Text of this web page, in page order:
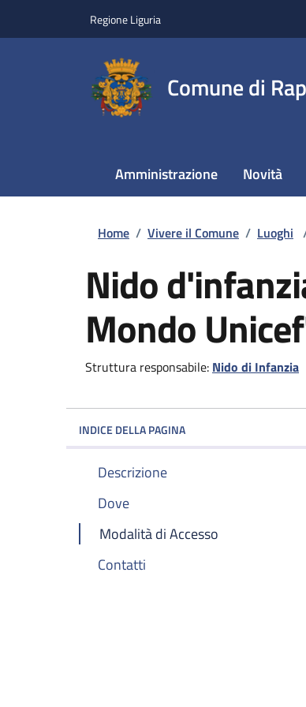
Regione Liguria
Comune di
Amministrazione Novità
Home / Vivere il Comune / Luoghi
Nido
Mondo
Struttura responsabile: Nido di Infanzia
INDICE DELLA PAGINA
Descrizione
Dove
Modalità di Accesso
Contatti